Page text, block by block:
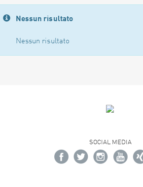
Nessun risultato
Nessun risultato
SOCIAL MEDIA